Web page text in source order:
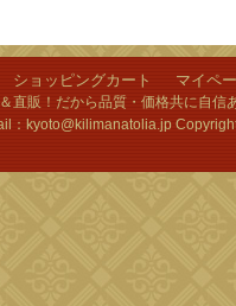
ショッピングカート マイペ
直販！だから品質・価格共に自
kyoto@kilimanatolia.jp